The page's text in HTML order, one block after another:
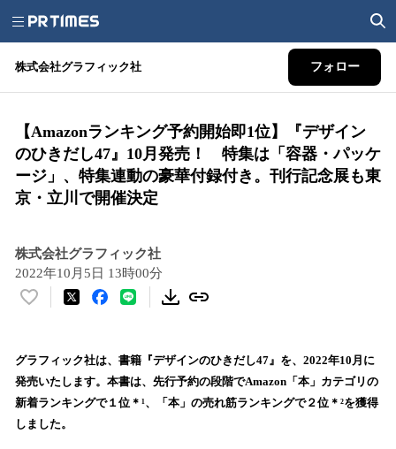
株式会社グラフィック社 フォロー
【Amazonランキング予約開始即1位】『デザイン
のひきだし47』10月発売！ 特集は「容器・パッケ
ージ」、特集連動の豪華付録付き。刊行記念展も東
京・立川で開催決定
株式会社グラフィック社
2022年10月5日 13時00分
い
！
数
を
読
グラフィック社は、書籍『デザインのひきだし47』を、2022年10月に
発売いたします。本書は、先行予約の段階でAmazon「本」カテゴリの
新着ランキングで１位＊¹、「本」の売れ筋ランキングで２位＊²を獲得
しました。